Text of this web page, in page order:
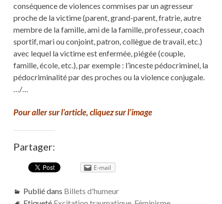
conséquence de violences commises par un agresseur
proche de la victime (parent, grand-parent, fratrie, autre
membre de la famille, ami de la famille, professeur, coach
sportif, mari ou conjoint, patron, collègue de travail, etc.)
avec lequel la victime est enfermée, piégée (couple,
famille, école, etc.), par exemple : l’inceste pédocriminel, la
pédocriminalité par des proches ou la violence conjugale.
…/…
Pour aller sur l’article, cliquez sur l’image
Partager:
E-mail
Publié dans Billets d'humeur